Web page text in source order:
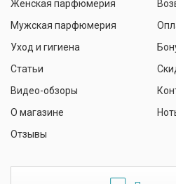
Женская парфюмерия
Мужская парфюмерия
Уход и гигиена
Статьи
Видео-обзоры
О магазине
Отзывы